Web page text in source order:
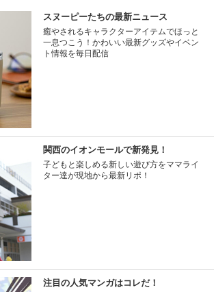
スヌーピーたちの最新ニュース
癒やされるキャラクターアイテムでほっと
一息つこう！かわいい最新グッズやイベン
ト情報を毎日配信
関西のイオンモールで新発見！
子どもと楽しめる新しい遊び方をママライ
ター達が現地から最新リポ！
注目の人気マンガはコレだ！